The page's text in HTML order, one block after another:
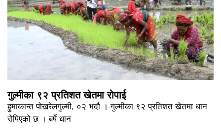
गुल्मीका ९२ प्रतिशत खेतमा रोपाई
हुमाकान्त पोखरेलगुल्मी, ०२ भदौ । गुल्मीका ९२ प्रतिशत खेतमा धान
रोपिएको छ । बर्षे धान